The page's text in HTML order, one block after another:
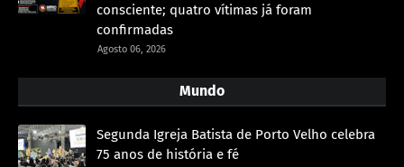
consciente; quatro vítimas já foram
confirmadas
Agosto 06, 2026
Mundo
Segunda Igreja Batista de Porto Velho celebra
75 anos de história e fé